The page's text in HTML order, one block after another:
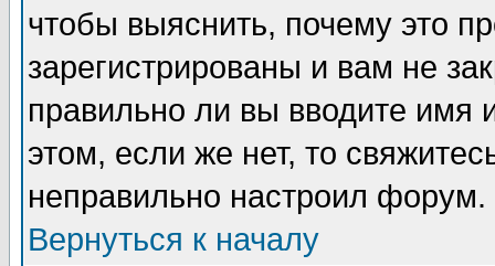
чтобы выяснить, почему это
зарегистрированы и вам не
правильно ли вы вводите
этом, если же нет, то
неправильно настроил форум.
Вернуться к началу